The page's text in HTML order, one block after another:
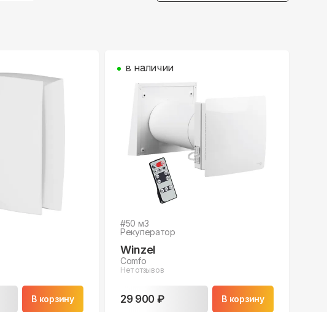
В корзину
#50 м3
Рекуператор
Winzel
Comfo
Нет отзывов
29 900 ₽ В корзину
в наличии